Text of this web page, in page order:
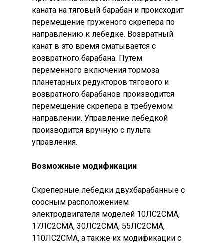
каната на тяговый барабан и происходит
перемещение груженого скрепера по
направлению к лебедке. Возвратный
канат в это время сматывается с
возвратного барабана. Путем
переменного включения тормоза
планетарных редукторов тягового и
возвратного барабанов производится
перемещение скрепера в требуемом
направлении. Управление лебедкой
производится вручную с пульта
управления.
Возможные модификации
Скреперные лебедки двухбарабанные с
соосным расположением
электродвигателя моделей 10ЛС2СМА,
17ЛС2СМА, 30ЛС2СМА, 55ЛС2СМА,
110ЛС2СМА, а также их модификации с